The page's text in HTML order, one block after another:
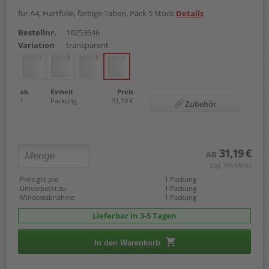
für A4, Hartfolie, farbige Taben, Pack 5 Stück Details
Bestellnr.
10253646
Variation
transparent
ab Einheit
Preis
1
Packung 31,19 € Zubehör
AB 31,19 €
(zzgl. 19% Mwst.)
Preis gilt pro
1 Packung
Umverpackt zu
1 Packung
Mindestabnahme
1 Packung
Lieferbar in 3-5 Tagen
In den Warenkorb